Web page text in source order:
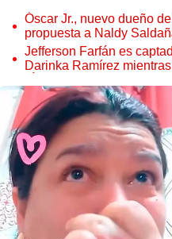
Óscar Jr., nuevo dueño
propuesta a Naldy
tocamientos
Jefferson Farfán es
Darinka Ramírez